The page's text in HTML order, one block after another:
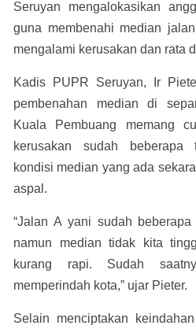
Seruyan mengalokasikan
guna membenahi median
mengalami kerusakan dan rata
Kadis PUPR Seruyan, Ir
pembenahan median di
Kuala Pembuang memang
kerusakan sudah beberapa
kondisi median yang ada
aspal.
“Jalan A yani sudah
namun median tidak kita
kurang rapi. Sudah
memperindah kota,” ujar Pieter.
Selain menciptakan